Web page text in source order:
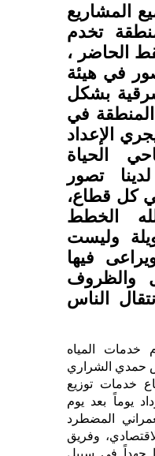
المشاريع
تخدم
الحاضر ،
في هيئة
بشكل
في
الإعداد
الحياة
تصور
كل قطاع،
الخطط
وليست
فيها
والظروف
الناس
خدمات المياه
حمدي الشراري
خدمات توزيع
يوماً بعد يوم
المضطرد
وفريق
جهداً في سبيل